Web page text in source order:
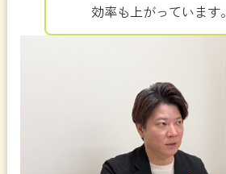
効率も上がっています。